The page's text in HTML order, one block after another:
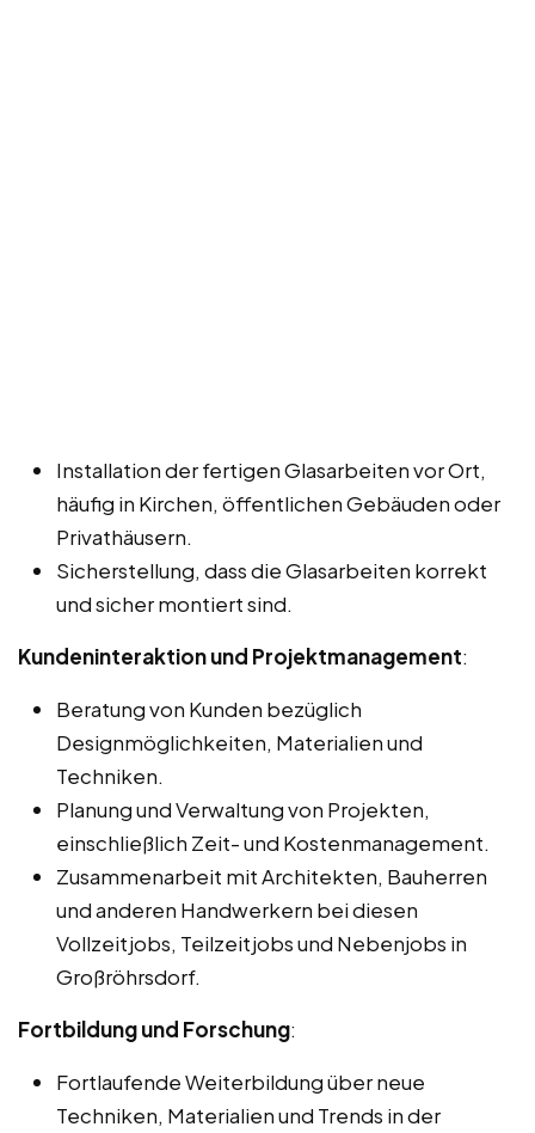
Installation der fertigen Glasarbeiten vor Ort,
häufig in Kirchen, öffentlichen Gebäuden oder
Privathäusern.
Sicherstellung, dass die Glasarbeiten korrekt
und sicher montiert sind.
Kundeninteraktion und Projektmanagement:
Beratung von Kunden bezüglich
Designmöglichkeiten, Materialien und
Techniken.
Planung und Verwaltung von Projekten,
einschließlich Zeit- und Kostenmanagement.
Zusammenarbeit mit Architekten, Bauherren
und anderen Handwerkern bei diesen
Vollzeitjobs, Teilzeitjobs und Nebenjobs in
Großröhrsdorf.
Fortbildung und Forschung:
Fortlaufende Weiterbildung über neue
Techniken, Materialien und Trends in der